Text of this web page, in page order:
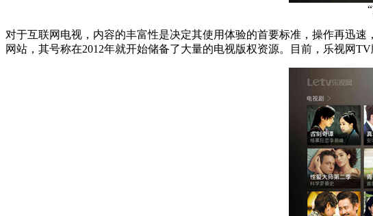
对于互联网电视，内容的丰富性是决定其使用体验的首要标准，操作再迅
网站，其号称在2012年就开始储备了大量的电视版权资源。目前，乐视网